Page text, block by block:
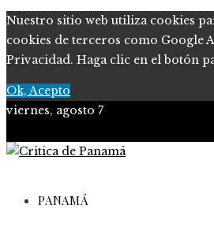
Nuestro sitio web utiliza cookies
cookies de terceros como Google
Privacidad. Haga clic en el botón
Ok, Acepto
viernes, agosto 7
PANAMÁ